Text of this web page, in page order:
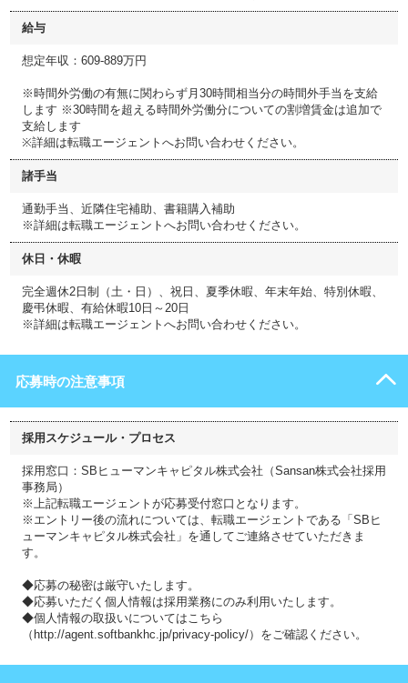
給与
想定年収：609-889万円
※時間外労働の有無に関わらず月30時間相当分の時間外手当を支給
します ※30時間を超える時間外労働分についての割増賃金は追加で
支給します
※詳細は転職エージェントへお問い合わせください。
諸手当
通勤手当、近隣住宅補助、書籍購入補助
※詳細は転職エージェントへお問い合わせください。
休日・休暇
完全週休2日制（土・日）、祝日、夏季休暇、年末年始、特別休暇、
慶弔休暇、有給休暇10日～20日
※詳細は転職エージェントへお問い合わせください。
応募時の注意事項
採用スケジュール・プロセス
採用窓口：SBヒューマンキャピタル株式会社（Sansan株式会社採用
事務局）
※上記転職エージェントが応募受付窓口となります。
※エントリー後の流れについては、転職エージェントである「SBヒ
ューマンキャピタル株式会社」を通してご連絡させていただきま
す。
◆応募の秘密は厳守いたします。
◆応募いただく個人情報は採用業務にのみ利用いたします。
◆個人情報の取扱いについてはこちら
（http://agent.softbankhc.jp/privacy-policy/）をご確認ください。